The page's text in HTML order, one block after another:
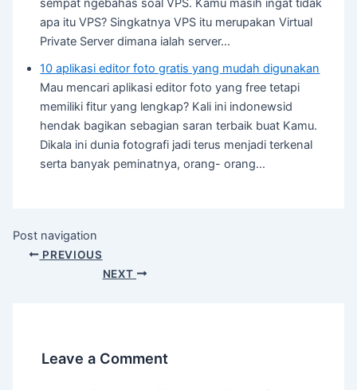
sempat ngebahas soal VPS. Kamu masih ingat tidak
apa itu VPS? Singkatnya VPS itu merupakan Virtual
Private Server dimana ialah server…
10 aplikasi editor foto gratis yang mudah digunakan
Mau mencari aplikasi editor foto yang free tetapi
memiliki fitur yang lengkap? Kali ini indonewsid
hendak bagikan sebagian saran terbaik buat Kamu.
Dikala ini dunia fotografi jadi terus menjadi terkenal
serta banyak peminatnya, orang- orang…
Post navigation
PREVIOUS
NEXT
Leave a Comment